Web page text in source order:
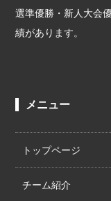
選準優勝・新人大会
績があります。
メニュー
トップページ
チーム紹介